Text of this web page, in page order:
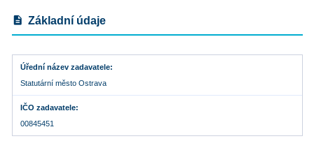
description Základní údaje
Úřední název zadavatele
Statutární město Ostrava
IČO zadavatele
00845451